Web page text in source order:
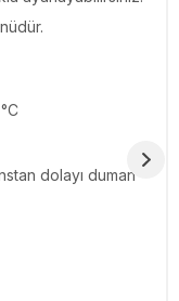
dolayı duman